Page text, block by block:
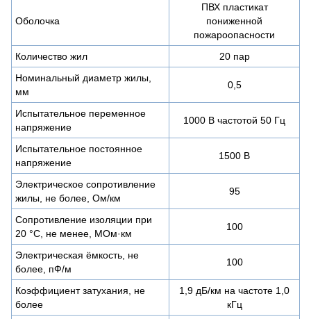
Оболочка
ПВХ пластикат
пониженной
пожароопасности
Количество жил
20 пар
Номинальный диаметр жилы,
мм
0,5
Испытательное переменное
напряжение
1000 В частотой 50 Гц
Испытательное постоянное
напряжение
1500 В
Электрическое сопротивление
жилы, не более, Ом/км
95
Сопротивление изоляции при
20 °С, не менее, МОм·км
100
Электрическая ёмкость, не
более, пФ/м
100
Коэффициент затухания, не
более
1,9 дБ/км на частоте 1,0
кГц